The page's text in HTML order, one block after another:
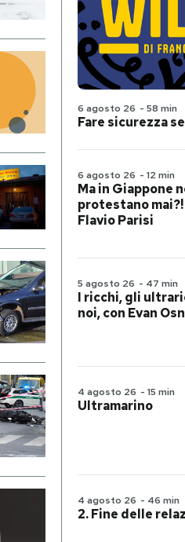
6 agosto 26 - 58 min
Fare sicurezza
6 agosto 26 - 12 min
Ma in Giappone
protestano mai?!
Flavio Parisi
5 agosto 26 - 47 min
I ricchi, gli
noi, con Evan
4 agosto 26 - 15 min
Ultramarino
4 agosto 26 - 46 min
2. Fine delle